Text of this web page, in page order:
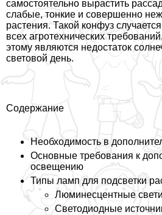
самостоятельно вырастить
слабые, тонкие и совершенно
растения. Такой конфуз
всех агротехнических
этому являются недостаток
световой день.
Содержание
Необходимость в
Основные требования к
освещению
Типы ламп для подсветки
Люминесцентные
Светодиодные